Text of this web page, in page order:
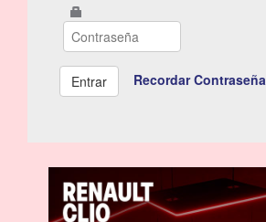
Recordar Contraseña